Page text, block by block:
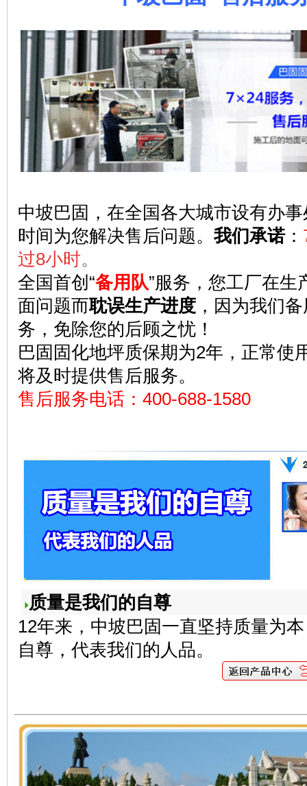
中坡巴固，在全国各大城市设有办
时间为您解决售后问题。 我们承诺：
过8小时。
全国首创“备用队”服务，您工厂在生
面问题而耽误生产进度 ，因为我们
务，免除您的后顾之忧！
巴固固化地坪质保期为2年，正常使
将及时提供售后服务。
售后服务电话：400-688-1580
质量是我们的自尊
12年来， 中坡巴固一直坚持质量为
自尊，代表我们的人品。